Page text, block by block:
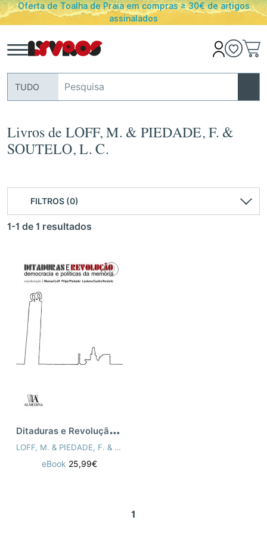
≥ 30€ de artigos
PORTES GRATUITOS em
Portugal
TUDO
Livros de LOFF, M. & PIEDADE, F. &
SOUTELO, L. C.
FILTROS (0)
1-1 de 1 resultados
D
itaduras e Revolução - Democracia e pol
LOFF, M. & PIEDADE, F. & SOUTELO, L. C.
eBook 25,99€
1